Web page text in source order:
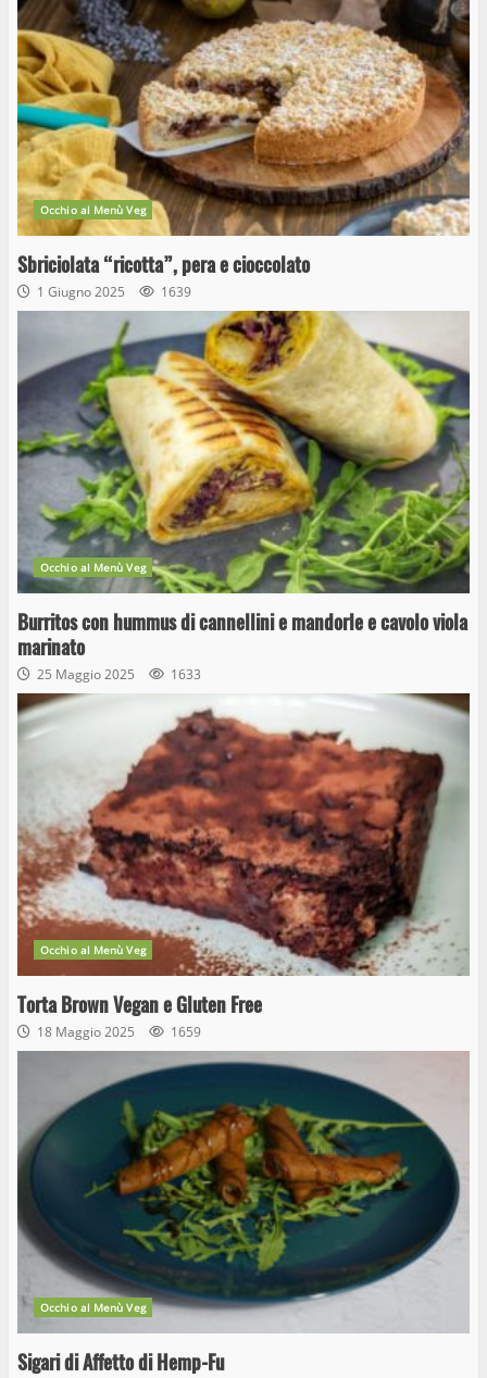
Occhio al Menù Veg
Sbriciolata “ricotta”, pera e cioccolato
1 Giugno 2025 1639
Occhio al Menù Veg
Burritos con hummus di cannellini e mandorle e cavolo viola
marinato
25 Maggio 2025 1633
Occhio al Menù Veg
Torta Brown Vegan e Gluten Free
18 Maggio 2025 1659
Occhio al Menù Veg
Sigari di Affetto di Hemp-Fu